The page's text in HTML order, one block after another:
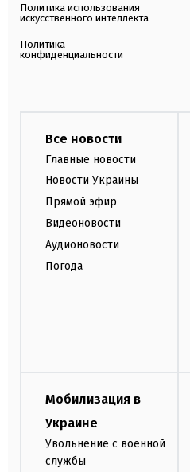
Политика использования
искусственного интеллекта
Политика
конфиденциальности
Все новости
Главные новости
Новости Украины
Прямой эфир
Видеоновости
Аудионовости
Погода
Мобилизация в
Украине
Увольнение с военной
службы